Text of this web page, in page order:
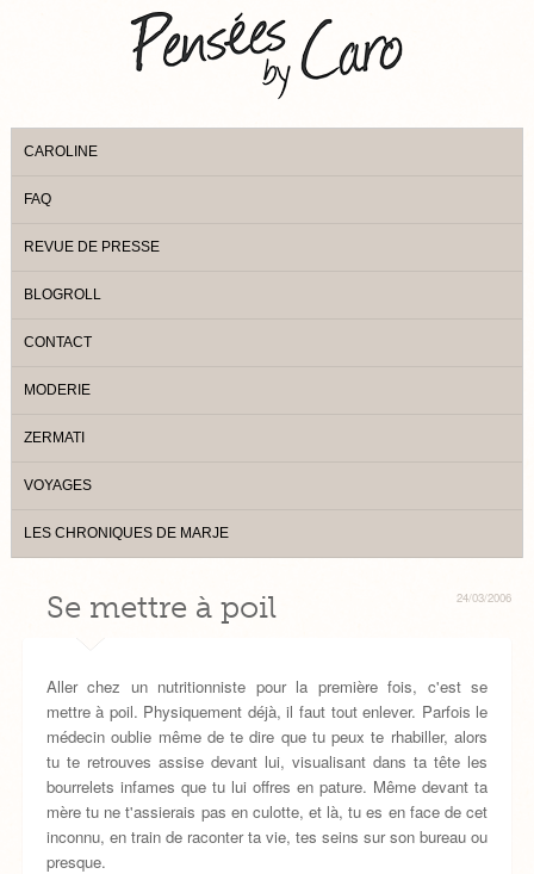
CAROLINE
FAQ
REVUE DE PRESSE
BLOGROLL
CONTACT
MODERIE
ZERMATI
VOYAGES
LES CHRONIQUES DE MARJE
24/03/2006
Se mettre à poil
Aller chez un nutritionniste pour la première fois, c'est se
mettre à poil. Physiquement déjà, il faut tout enlever. Parfois le
médecin oublie même de te dire que tu peux te rhabiller, alors
tu te retrouves assise devant lui, visualisant dans ta tête les
bourrelets infames que tu lui offres en pature. Même devant ta
mère tu ne t'assierais pas en culotte, et là, tu es en face de cet
inconnu, en train de raconter ta vie, tes seins sur son bureau ou
presque.